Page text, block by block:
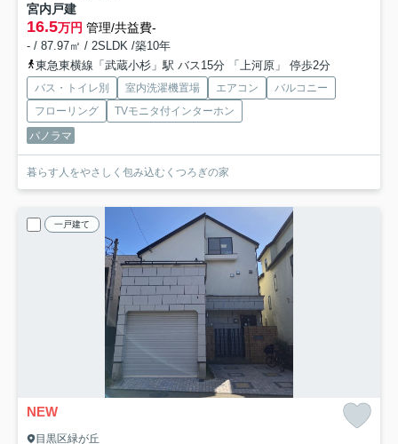
宮内戸建
16.5万円 管理/共益費-
- / 87.97㎡ / 2SLDK /築10年
東急東横線「武蔵小杉」駅 バス15分 「上河原」 停歩2分
バス・トイレ別 室内洗濯機置場 エアコン
バルコニー
フローリング
TVモニタ付インターホン
パノラマ
暮らす人をやさしく包み込むくつろぎの家
一戸建て
NEW
目黒区緑が丘